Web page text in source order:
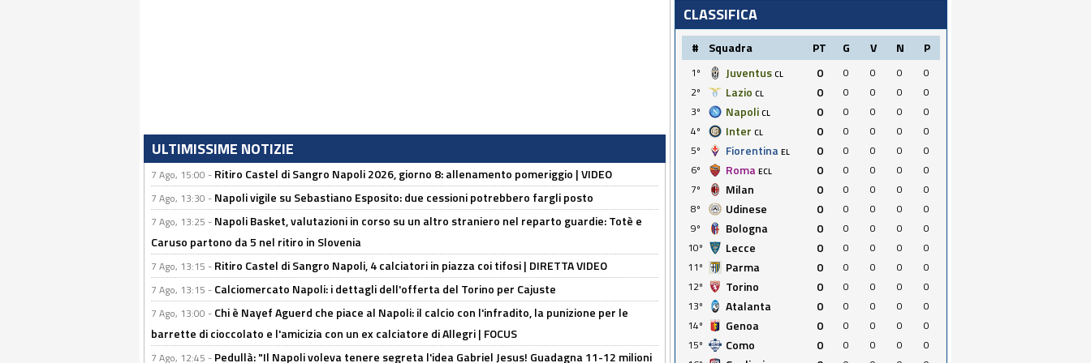
ULTIMISSIME NOTIZIE
7 Ago, 15:00 - Ritiro Castel di Sangro Napoli 2026, giorno 8: allenamento pomeriggio | VIDEO
7 Ago, 13:30 - Napoli vigile su Sebastiano Esposito: due cessioni potrebbero fargli posto
7 Ago, 13:25 - Napoli Basket, valutazioni in corso su un altro straniero nel reparto guardie: Totè e
Caruso partono da 5 nel ritiro in Slovenia
7 Ago, 13:15 - Ritiro Castel di Sangro Napoli, 4 calciatori in piazza coi tifosi | DIRETTA VIDEO
7 Ago, 13:15 - Calciomercato Napoli: i dettagli dell'offerta del Torino per Cajuste
7 Ago, 13:00 - Chi è Nayef Aguerd che piace al Napoli: il calcio con l'infradito, la punizione per le
barrette di cioccolato e l'amicizia con un ex calciatore di Allegri | FOCUS
7 Ago, 12:45 - Pedullà: "Il Napoli voleva tenere segreta l'idea Gabriel Jesus! Guadagna 11-12 milioni
CLASSIFICA
# Squadra PT G V N P
1º Juventus CL 0 0 0 0
0
2º
Lazio CL 0 0 0 0
0
3º
Napoli CL 0 0 0 0
0
4º
Inter CL 0 0 0 0
0
5º
Fiorentina EL 0 0 0 0
0
6º
Roma ECL 0 0 0 0
0
7º
Milan 0 0 0 0
0
8º
Udinese 0 0 0 0
0
9º
Bologna 0 0 0 0
0
10º
Lecce 0 0 0 0
0
11º
Parma 0 0 0 0
0
12º
Torino 0 0 0 0
0
13º
Atalanta 0 0 0 0
0
14º
Genoa 0 0 0 0
0
15º
Como 0 0 0 0
0